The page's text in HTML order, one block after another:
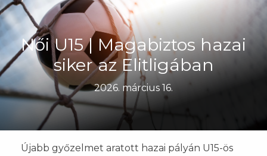
Női U15 | Magabiztos hazai
siker az Elitligában
2026. március 16.
Újabb győzelmet aratott hazai pályán U15-ös